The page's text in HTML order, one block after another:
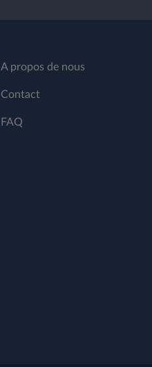
A propos de nous
Contact
FAQ